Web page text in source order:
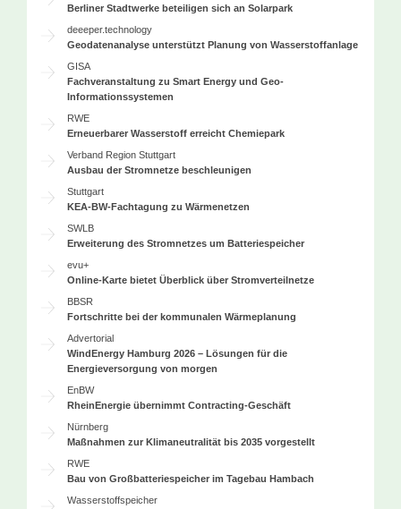
Berliner Stadtwerke beteiligen sich an Solarpark
deeeper.technology
Geodatenanalyse unterstützt Planung von Wasserstoffanlage
GISA
Fachveranstaltung zu Smart Energy und Geo-
Informationssystemen
RWE
Erneuerbarer Wasserstoff erreicht Chemiepark
Verband Region Stuttgart
Ausbau der Stromnetze beschleunigen
Stuttgart
KEA-BW-Fachtagung zu Wärmenetzen
SWLB
Erweiterung des Stromnetzes um Batteriespeicher
evu+
Online-Karte bietet Überblick über Stromverteilnetze
BBSR
Fortschritte bei der kommunalen Wärmeplanung
Advertorial
WindEnergy Hamburg 2026 – Lösungen für die
Energieversorgung von morgen
EnBW
RheinEnergie übernimmt Contracting-Geschäft
Nürnberg
Maßnahmen zur Klimaneutralität bis 2035 vorgestellt
RWE
Bau von Großbatteriespeicher im Tagebau Hambach
Wasserstoffspeicher